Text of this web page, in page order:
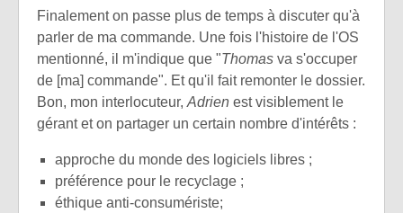
Finalement on passe plus de temps à discuter qu'à
parler de ma commande. Une fois l'histoire de l'OS
mentionné, il m'indique que "Thomas va s'occuper
de [ma] commande". Et qu'il fait remonter le dossier.
Bon, mon interlocuteur, Adrien est visiblement le
gérant et on partager un certain nombre d'intérêts :
approche du monde des logiciels libres ;
préférence pour le recyclage ;
éthique anti-consumériste;